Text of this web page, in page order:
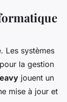
Les systèmes
la gestion
jouent un
mise à jour et